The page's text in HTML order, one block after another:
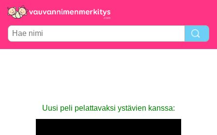
Uusi peli pelattavaksi ystävien kanssa: